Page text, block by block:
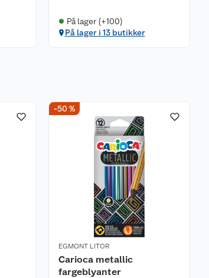
På lager (+100)
På lager i 13 butikker
-50 %
EGMONT LITOR
Carioca metallic
fargeblyanter